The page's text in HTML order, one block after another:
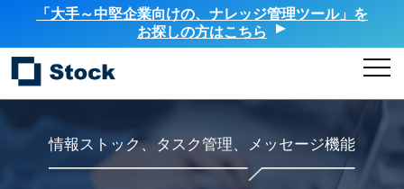
「大手～中堅企業向けの、ナレッジ管理ツール」を
お探しの方はこちら
情報ストック、タスク管理、メッセージ機能